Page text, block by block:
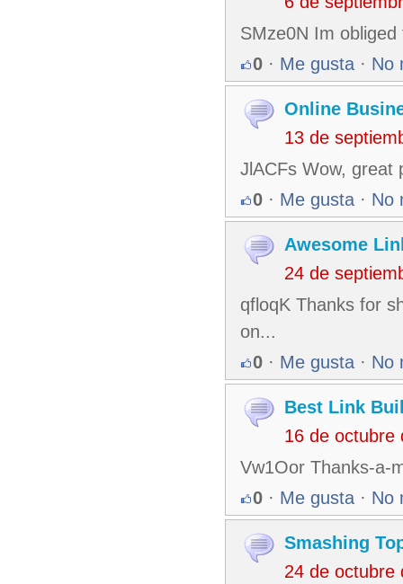
SMze0N Im
0 · Me gusta · No
Online
13 de
JlACFs Wow, great
0 · Me gusta · No
Awesome
24 de
qfloqK Thanks for
on...
0 · Me gusta · No
Best Link
16 de octubre
Vw1Oor Thanks-a-
0 · Me gusta · No
Smashing
24 de octubre